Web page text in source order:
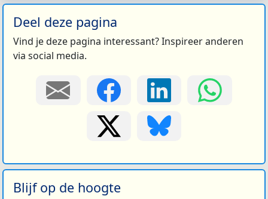
Deel deze pagina
Vind je deze pagina interessant? Inspireer anderen
via social media.
Blijf op de hoogte